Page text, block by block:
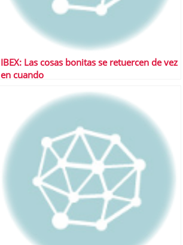
IBEX: Las cosas bonitas se retuercen de vez
en cuando